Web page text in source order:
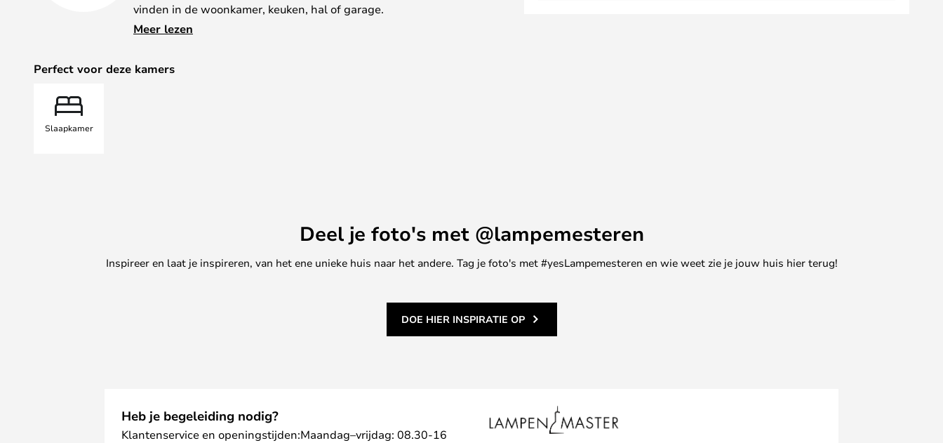
vinden in de woonkamer, keuken, hal of garage.
Waar hij ook terechtkomt, de lamp straalt een zelfverzekerd
lichtontwerp weet het Deense ANTIDARK goed wat een Deense
Meer lezen
Perfect voor deze kamers
Slaapkamer
Deel je foto's met @lampemesteren
Inspireer en laat je inspireren, van het ene unieke huis naar het andere. Tag je foto's met #yesLampemesteren en wie weet zie je jouw huis hier terug!
DOE HIER INSPIRATIE OP
Heb je begeleiding nodig?
Klantenservice en openingstijden:Maandag–vrijdag: 08.30-16